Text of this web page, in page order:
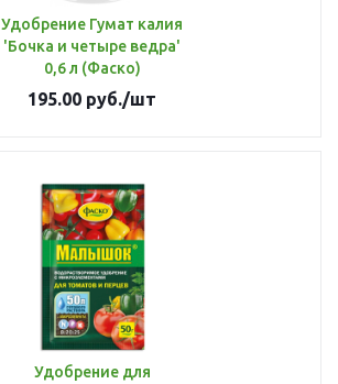
Удобрение Гумат калия
'Бочка и четыре ведра'
0,6 л (Фаско)
195.00 руб./шт
Удобрение для